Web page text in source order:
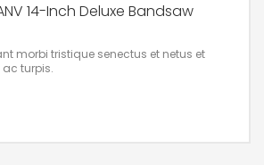
14-Inch Deluxe Bandsaw
morbi tristique senectus et netus et
turpis.